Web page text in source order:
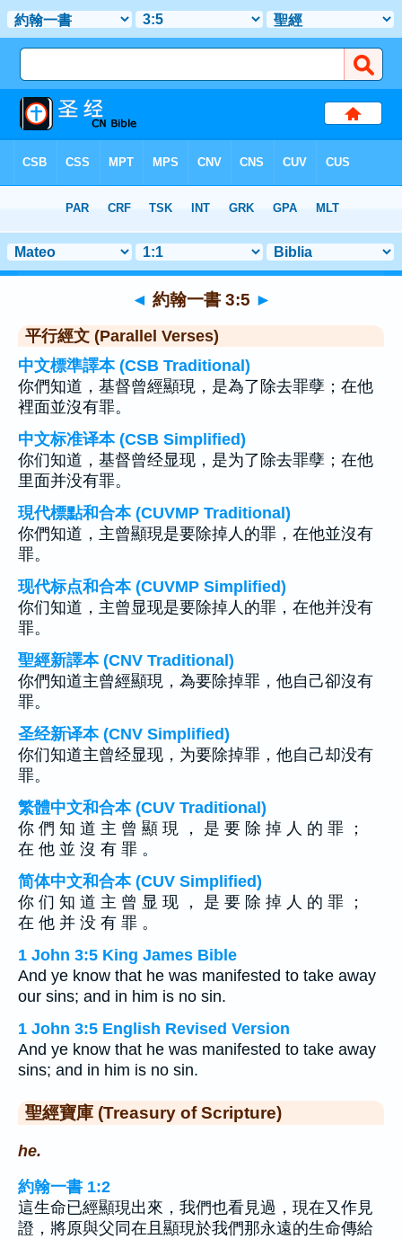
> 聖經金句 5
◄ 約翰一書 3:5 ►
平行經文 (Parallel Verses)
中文標準譯本 (CSB Traditional)
你們知道，基督曾經顯現，是為了除去罪孽；在他
裡面並沒有罪。
中文标准译本 (CSB Simplified)
你们知道，基督曾经显现，是为了除去罪孽；在他
里面并没有罪。
現代標點和合本 (CUVMP Traditional)
你們知道，主曾顯現是要除掉人的罪，在他並沒有
罪。
现代标点和合本 (CUVMP Simplified)
你们知道，主曾显现是要除掉人的罪，在他并没有
罪。
聖經新譯本 (CNV Traditional)
你們知道主曾經顯現，為要除掉罪，他自己卻沒有
罪。
圣经新译本 (CNV Simplified)
你们知道主曾经显现，为要除掉罪，他自己却没有
罪。
繁體中文和合本 (CUV Traditional)
你 們 知 道 主 曾 顯 現 ， 是 要 除 掉 人 的 罪 ；
在 他 並 沒 有 罪 。
简体中文和合本 (CUV Simplified)
你 们 知 道 主 曾 显 现 ， 是 要 除 掉 人 的 罪 ；
在 他 并 没 有 罪 。
1 John 3:5 King James Bible
And ye know that he was manifested to take away
our sins; and in him is no sin.
1 John 3:5 English Revised Version
And ye know that he was manifested to take away
sins; and in him is no sin.
聖經寶庫 (Treasury of Scripture)
he.
約翰一書 1:2
這生命已經顯現出來，我們也看見過，現在又作見
證，將原與父同在且顯現於我們那永遠的生命傳給